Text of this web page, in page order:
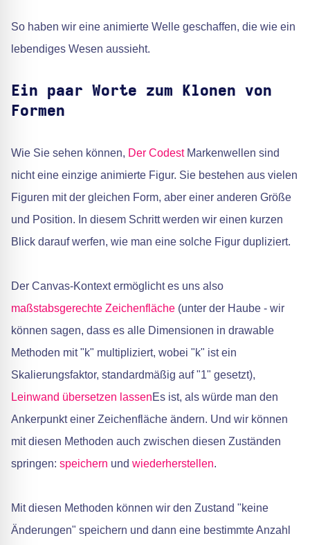
So haben wir eine animierte Welle geschaffen, die wie ein
lebendiges Wesen aussieht.
Ein paar Worte zum Klonen von
Formen
Wie Sie sehen können, Der CodestMarkenwellen sind
nicht eine einzige animierte Figur. Sie bestehen aus vielen
Figuren mit der gleichen Form, aber einer anderen Größe
und Position. In diesem Schritt werden wir einen kurzen
Blick darauf werfen, wie man eine solche Figur dupliziert.
Der Canvas-Kontext ermöglicht es uns also
maßstabsgerechte Zeichenfläche (unter der Haube - wir
können sagen, dass es alle Dimensionen in drawable
Methoden mit "k" multipliziert, wobei "k" ist ein
Skalierungsfaktor, standardmäßig auf "1" gesetzt),
Leinwand übersetzen lassenEs ist, als würde man den
Ankerpunkt einer Zeichenfläche ändern. Und wir können
mit diesen Methoden auch zwischen diesen Zuständen
springen: speichern und wiederherstellen.
Mit diesen Methoden können wir den Zustand "keine
Änderungen" speichern und dann eine bestimmte Anzahl